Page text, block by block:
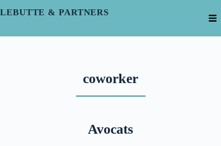
LEBUTTE & PARTNERS
coworker
Avocats